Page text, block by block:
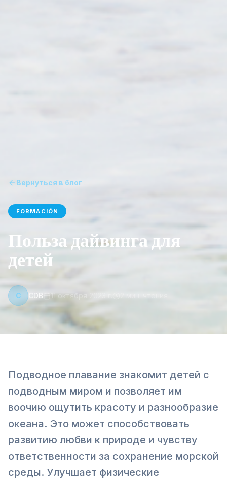
Вернуться в блог
FORMACIÓN
Польза дайвинга для
детей
C CDB 11 октября 2023 г.
Подводное плавание знакомит детей с
подводным миром и позволяет им
воочию ощутить красоту и разнообразие
океана. Это может способствовать
развитию любви к природе и чувству
ответственности за сохранение морской
среды. Улучшает физические